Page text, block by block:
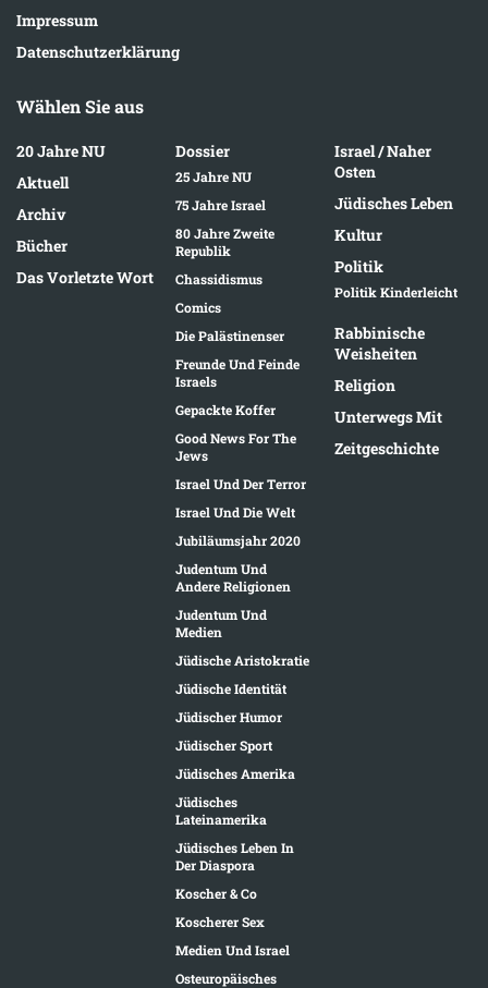
Impressum
Datenschutzerklärung
Wählen Sie aus
20 Jahre NU
Aktuell
Archiv
Bücher
Das Vorletzte Wort
Dossier
25 Jahre NU
75 Jahre Israel
80 Jahre Zweite
Republik
Chassidismus
Comics
Die Palästinenser
Freunde Und Feinde
Israels
Gepackte Koffer
Good News For The
Jews
Israel Und Der Terror
Israel Und Die Welt
Jubiläumsjahr 2020
Judentum Und
Andere Religionen
Judentum Und
Medien
Jüdische Aristokratie
Jüdische Identität
Jüdischer Humor
Jüdischer Sport
Jüdisches Amerika
Jüdisches
Lateinamerika
Jüdisches Leben In
Der Diaspora
Koscher & Co
Koscherer Sex
Medien Und Israel
Osteuropäisches
Israel / Naher
Osten
Jüdisches Leben
Kultur
Politik
Politik Kinderleicht
Rabbinische
Weisheiten
Religion
Unterwegs Mit
Zeitgeschichte